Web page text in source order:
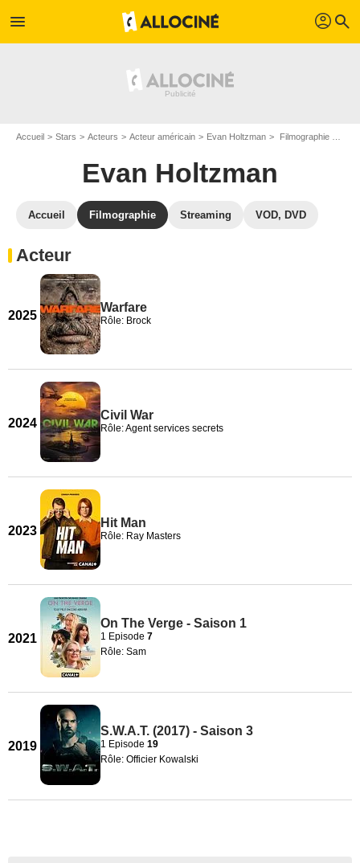
menu profil search
Accueil Stars Acteurs Acteur américain Evan Holtzman Filmographie Evan Holtzman
Evan Holtzman
Accueil Filmographie Streaming VOD, DVD
Acteur
2025
Warfare
Rôle: Brock
2024
Civil War
Rôle: Agent services secrets
2023
Hit Man
Rôle: Ray Masters
2021
On The Verge - Saison 1
1 Episode 7
Rôle: Sam
2019
S.W.A.T. (2017) - Saison 3
1 Episode 19
Rôle: Officier Kowalski